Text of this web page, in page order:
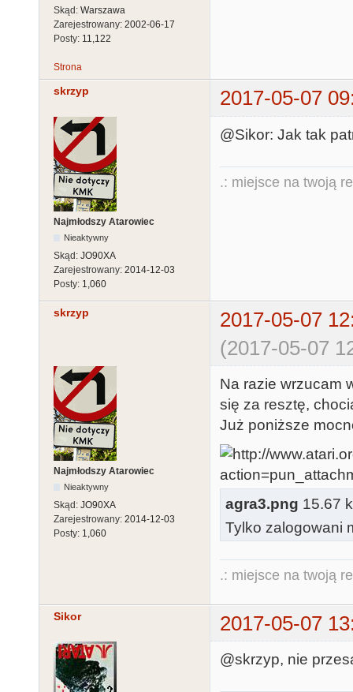
Skąd: Warszawa
Zarejestrowany: 2002-06-17
Posty: 11,122
Strona
skrzyp 2017-05-07
Najmłodszy Atarowiec
Nieaktywny
Skąd: JO90XA
Zarejestrowany: 2014-12-03
Posty: 1,060
@Sikor: Jak tak
.: miejsce na twoją
skrzyp
2017-05-07
(2017-05-07
Najmłodszy Atarowiec
Nieaktywny
Skąd: JO90XA
Zarejestrowany: 2014-12-03
Posty: 1,060
Na razie wrzucam
się za resztę,
Już poniższe
agra3.png 15.67
Tylko zalogowani
.: miejsce na twoją
Sikor 2017-05-07
@skrzyp, nie